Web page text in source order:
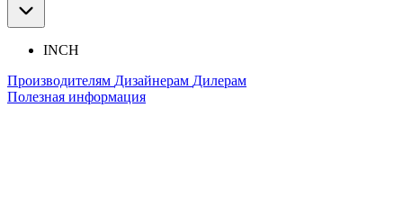
INCH
Производителям Дизайнерам Дилерам
Полезная информация